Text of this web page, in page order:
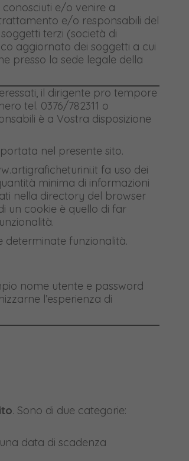
conosciuti e/o venire a
e/o responsabili del
terzi (società di
aggiornato dei soggetti a cui
presso la sede legale della
il dirigente pro tempore
tel. 0376/782311 o
è a Vostra disposizione
nel presente sito.
fa uso dei
minima di informazioni
nella directory del browser
un cookie è quello di far
determinate funzionalità.
nome utente e password
l’esperienza di
. Sono di due categorie:
data di scadenza